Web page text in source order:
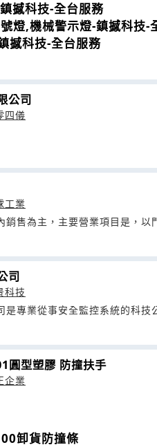
撼科技-全台服務
燈,機械警示燈-鎮撼科技-
撼科技-全台服務
公司
四儀
工業
銷售為主，主要營業項目是，以
司
科技
是專業從事安全監控系統的科
圓型塑膠 防撞扶手
企業
卸貨防撞條